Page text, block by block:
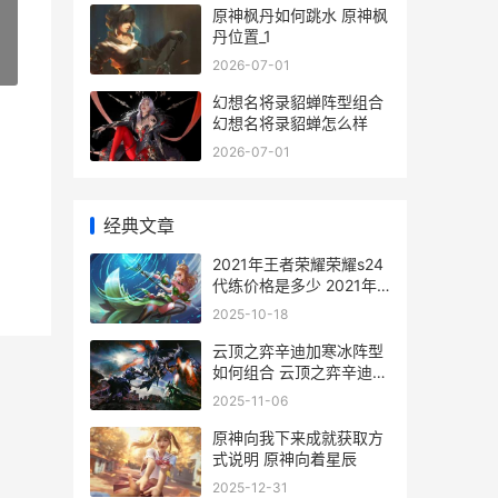
原神枫丹如何跳水 原神枫
丹位置_1
2026-07-01
幻想名将录貂蝉阵型组合
幻想名将录貂蝉怎么样
2026-07-01
经典文章
2021年王者荣耀荣耀s24
代练价格是多少 2021年
王者荣耀女子公开赛北京
2025-10-18
云顶之弈辛迪加寒冰阵型
如何组合 云顶之弈辛迪加
阿卡丽
2025-11-06
原神向我下来成就获取方
式说明 原神向着星辰
2025-12-31